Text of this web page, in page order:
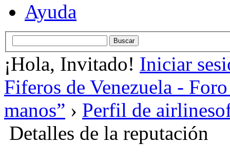
Ayuda
¡Hola, Invitado! Iniciar
Fiferos de Venezuela -
manos” › Perfil de
Detalles de la reputación